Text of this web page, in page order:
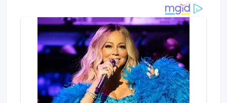
профилем 25х25, стенка 2-ка.